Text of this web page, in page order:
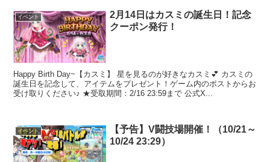
イベント
2月14日はカスミの誕生日！記念
クーポン発行！
Happy Birth Day~【カスミ】 星を見るのが好きなカスミ💕 カスミの
誕生日を記念して、アイテムをプレゼント！ゲーム内のポストからお
受け取りください♪ ★受取期間：2/16 23:59まで 公式X...
イベント
【予告】V闘技場開催！（10/21～
10/24 23:29）